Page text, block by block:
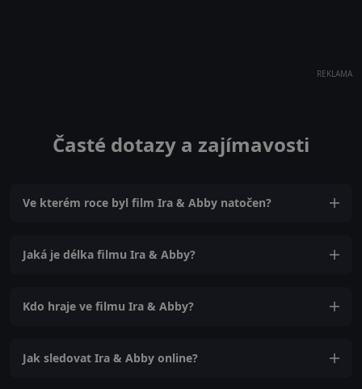
REKLAMA
Časté dotazy a zajímavosti
Ve kterém roce byl film Ira & Abby natočen?
Jaká je délka filmu Ira & Abby?
Kdo hraje ve filmu Ira & Abby?
Jak sledovat Ira & Abby online?